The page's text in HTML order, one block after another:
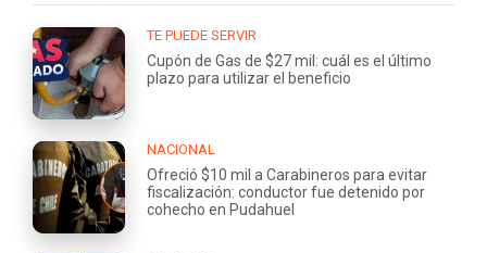
TE PUEDE SERVIR
Cupón de Gas de $27 mil: cuál es el último
plazo para utilizar el beneficio
NACIONAL
Ofreció $10 mil a Carabineros para evitar
fiscalización: conductor fue detenido por
cohecho en Pudahuel